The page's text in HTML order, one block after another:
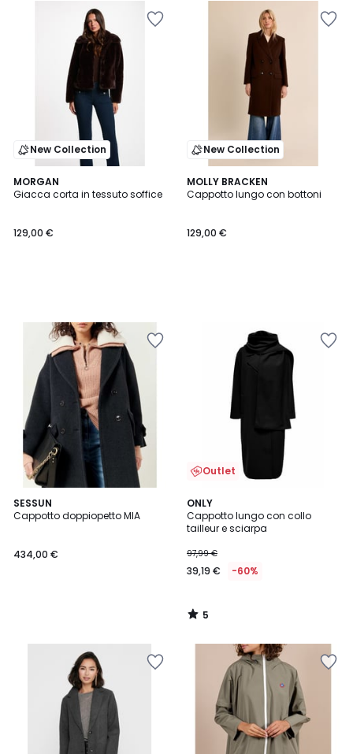
New Collection
MORGAN
Giacca corta in tessuto soffice
129,00 €
New Collection
MOLLY BRACKEN
Cappotto lungo con bottoni
129,00 €
SESSUN
Cappotto doppiopetto MIA
434,00 €
Outlet
ONLY
Cappotto lungo con collo
tailleur e sciarpa
97,99 €
39,19 € -60%
5
/
5
5
/